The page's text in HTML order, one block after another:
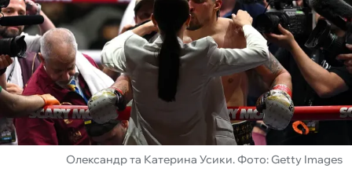
ФУТЗАЛ
ІНШІ
БУКМЕКЕРИ
Олександр та Катерина Усики. Фото: Getty Images